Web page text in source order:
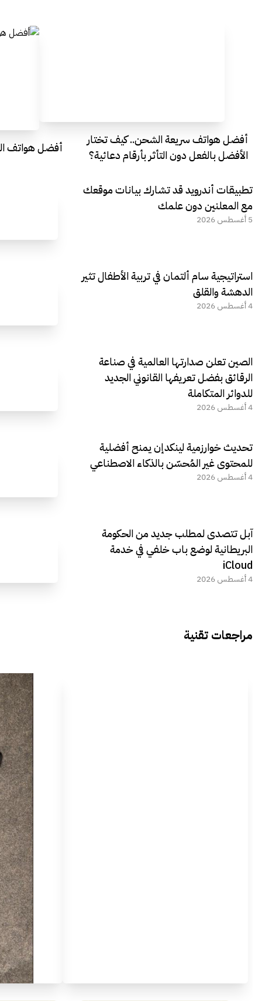
أفضل هواتف سريعة الشحن.. كيف تختار
الأفضل بالفعل دون التأثر بأرقام دعائية؟
أفضل هواتف
تطبيقات أندرويد قد تشارك بيانات موقعك
مع المعلنين دون علمك
5 أغسطس 2026
استراتيجية سام ألتمان في تربية الأطفال تثير
الدهشة والقلق
4 أغسطس 2026
الصين تعلن صدارتها العالمية في صناعة
الرقائق بفضل تعريفها القانوني الجديد
للدوائر المتكاملة
4 أغسطس 2026
تحديث خوارزمية لينكدإن يمنح أفضلية
للمحتوى غير المُحسّن بالذكاء الاصطناعي
4 أغسطس 2026
آبل تتصدى لمطلب جديد من الحكومة
البريطانية لوضع باب خلفي في خدمة
iCloud
4 أغسطس 2026
مراجعات تقنية